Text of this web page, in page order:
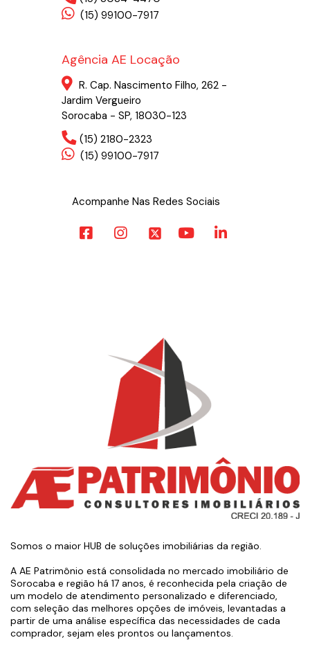
(15) 99100-7917
Agência AE Locação
R. Cap. Nascimento Filho, 262 -
Jardim Vergueiro
Sorocaba - SP, 18030-123
(15) 2180-2323
(15) 99100-7917
Acompanhe Nas Redes Sociais
Somos o maior HUB de soluções imobiliárias da região.
A AE Patrimônio está consolidada no mercado imobiliário de
Sorocaba e região há 17 anos, é reconhecida pela criação de
um modelo de atendimento personalizado e diferenciado,
com seleção das melhores opções de imóveis, levantadas a
partir de uma análise específica das necessidades de cada
comprador, sejam eles prontos ou lançamentos.